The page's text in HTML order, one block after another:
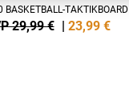
BASKETBALL-TAKTIKBOARD
29,99 € | 23,99 €